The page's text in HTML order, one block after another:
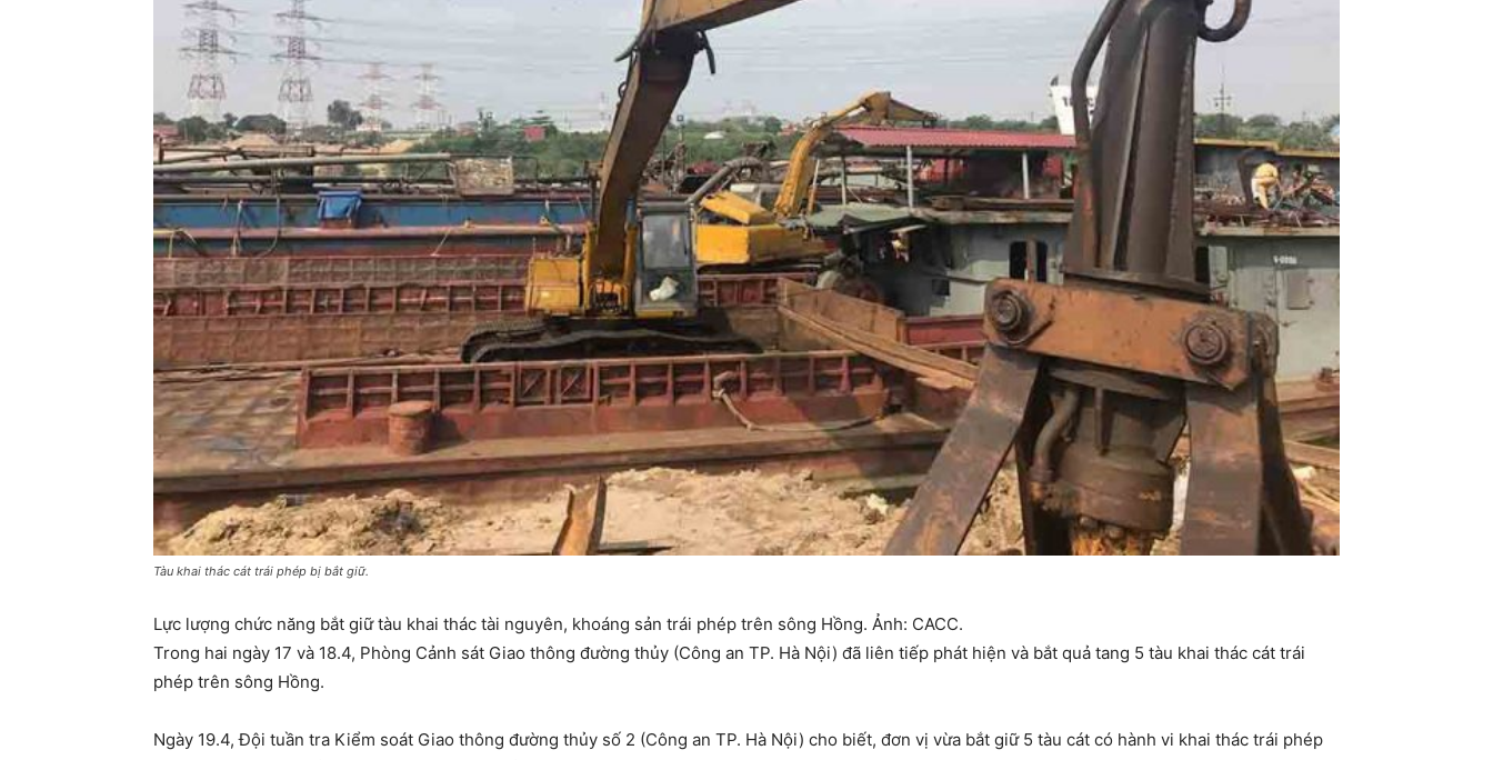
Tàu khai thác cát trái phép bị bắt giữ.
Lực lượng chức năng bắt giữ tàu khai thác tài nguyên, khoáng sản trái phép trên sông Hồng. Ảnh: CACC.
Trong hai ngày 17 và 18.4, Phòng Cảnh sát Giao thông đường thủy (Công an TP. Hà Nội) đã liên tiếp phát hiện và bắt quả tang 5 tàu khai thác cát trái
phép trên sông Hồng.
Ngày 19.4, Đội tuần tra Kiểm soát Giao thông đường thủy số 2 (Công an TP. Hà Nội) cho biết, đơn vị vừa bắt giữ 5 tàu cát có hành vi khai thác trái phép